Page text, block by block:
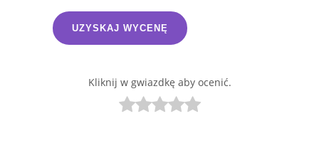
UZYSKAJ WYCENĘ
Kliknij w gwiazdkę aby ocenić.